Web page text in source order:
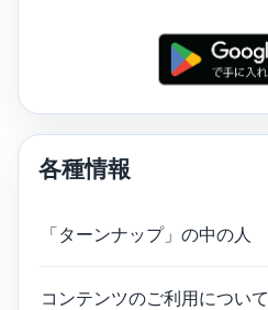
各種情報
「ターンナップ」の中の人
コンテンツのご利用について